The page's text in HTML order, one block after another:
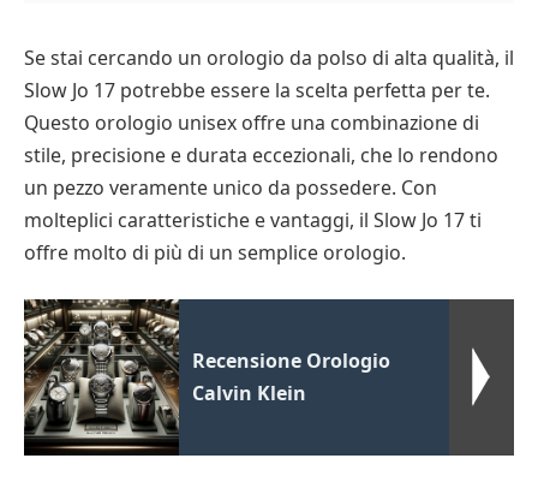
Se stai cercando un orologio da polso di alta qualità, il
Slow Jo 17 potrebbe essere la scelta perfetta per te.
Questo orologio unisex offre una combinazione di
stile, precisione e durata eccezionali, che lo rendono
un pezzo veramente unico da possedere. Con
molteplici caratteristiche e vantaggi, il Slow Jo 17 ti
offre molto di più di un semplice orologio.
Recensione Orologio
Calvin Klein